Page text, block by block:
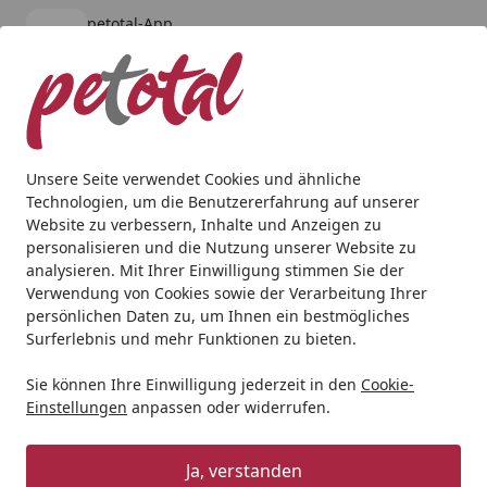
Unsere Seite verwendet Cookies und ähnliche
Technologien, um die Benutzererfahrung auf unserer
Website zu verbessern, Inhalte und Anzeigen zu
personalisieren und die Nutzung unserer Website zu
analysieren. Mit Ihrer Einwilligung stimmen Sie der
Verwendung von Cookies sowie der Verarbeitung Ihrer
persönlichen Daten zu, um Ihnen ein bestmögliches
Surferlebnis und mehr Funktionen zu bieten.
Sie können Ihre Einwilligung jederzeit in den Cookie-
Einstellungen anpassen oder widerrufen.
Ja, verstanden
petotal-App
kostenlos - Im App Store
Alle Produkte
Mein Konto
Suchen
Startseite
Hund Ausruhen & Schlafen Hundehütten
TRIXIE natura Hundehütte Classic
mit Flachdach S-M 85x60x58cm
braun